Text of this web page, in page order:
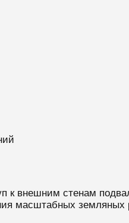
к внешним стенам
масштабных земляных